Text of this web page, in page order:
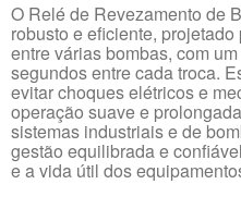
O Relé de Revezamento de
robusto e eficiente,
entre várias bombas, com
segundos entre cada troca.
evitar choques elétricos e
operação suave e
sistemas industriais e de
gestão equilibrada e
e a vida útil dos